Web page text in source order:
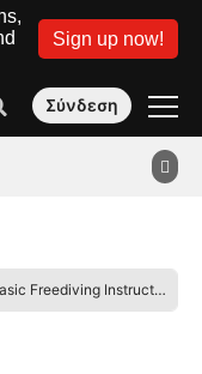
Sign up now!
Σύνδεση
Basic Freediving Instructor